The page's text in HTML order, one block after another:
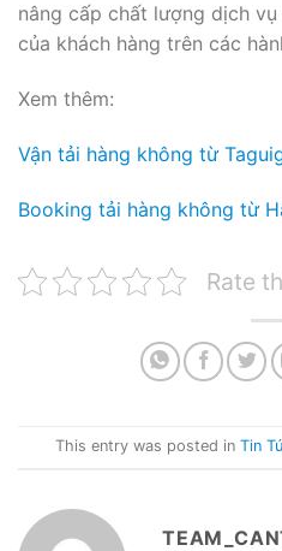
nâng cấp chất lượng dịch
của khách hàng trên các
Xem thêm:
Vận tải hàng không từ
Booking tải hàng không từ
Rate
This entry was posted in Tin